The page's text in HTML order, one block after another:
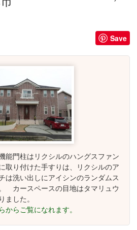
Save
能門柱はリクシルのハングスファン
取り付けた手すりは、リクシルのア
は洗い出しにアイシンのランダムス
カースペースの目地はタマリュウ
ました。
からご覧になれます。